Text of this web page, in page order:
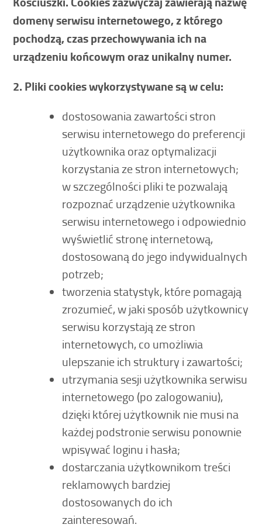
domeny serwisu internetowego, z którego
pochodzą, czas przechowywania ich na
urządzeniu końcowym oraz unikalny numer.
2. Pliki cookies wykorzystywane są w celu:
dostosowania zawartości stron
serwisu internetowego do preferencji
użytkownika oraz optymalizacji
korzystania ze stron internetowych;
w szczególności pliki te pozwalają
rozpoznać urządzenie użytkownika
serwisu internetowego i odpowiednio
wyświetlić stronę internetową,
dostosowaną do jego indywidualnych
potrzeb;
tworzenia statystyk, które pomagają
zrozumieć, w jaki sposób użytkownicy
serwisu korzystają ze stron
internetowych, co umożliwia
ulepszanie ich struktury i zawartości;
utrzymania sesji użytkownika serwisu
internetowego (po zalogowaniu),
dzięki której użytkownik nie musi na
każdej podstronie serwisu ponownie
wpisywać loginu i hasła;
dostarczania użytkownikom treści
reklamowych bardziej
dostosowanych do ich
zainteresowań.